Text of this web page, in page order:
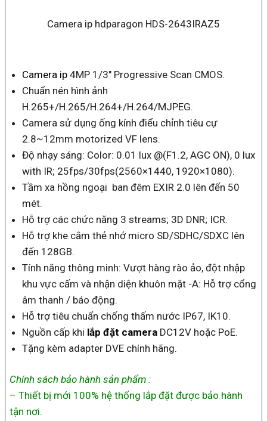
Camera ip hdparagon HDS-2643IRAZ5
Camera ip 4MP 1/3″ Progressive Scan CMOS.
Chuẩn nén hình ảnh
H.265+/H.265/H.264+/H.264/MJPEG.
Camera sử dụng ống kính điểu chỉnh tiêu cự
2.8~12mm motorized VF lens.
Độ nhạy sáng: Color: 0.01 lux @(F1.2, AGC ON), 0 lux
with IR; 25fps/30fps(2560×1440, 1920×1080).
Tầm xa hồng ngoại ban đêm EXIR 2.0 lên đến 50
mét.
Hỗ trợ các chức năng 3 streams; 3D DNR; ICR.
Hỗ trợ khe cắm thẻ nhớ micro SD/SDHC/SDXC lên
đến 128GB.
Tính năng thông minh: Vượt hàng rào ảo, đột nhập
khu vực cấm và nhận diện khuôn mặt -A: Hỗ trợ cổng
âm thanh / báo động.
Hỗ trợ tiêu chuẩn chống thấm nước IP67, IK10.
Nguồn cấp khi lắp đặt camera DC12V hoặc PoE.
Tặng kèm adapter DVE chính hãng.
Chính sách bảo hành sản phẩm :
– Thiết bị mới 100% hệ thống lắp đặt được bảo hành
tận nơi.